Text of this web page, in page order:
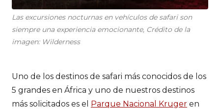
Las excursiones nocturnas en vehículos de safari son
siempre una experiencia emocionante, Crédito de la
imagen: Wilderness
Uno de los destinos de safari más conocidos de los
5 grandes en África y uno de nuestros destinos
más solicitados es el Parque Nacional Kruger en